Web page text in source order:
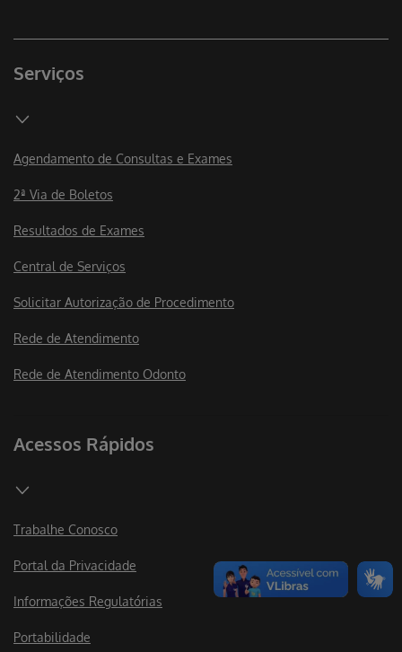
Serviços
Agendamento de Consultas e Exames
2ª Via de Boletos
Resultados de Exames
Central de Serviços
Solicitar Autorização de Procedimento
Rede de Atendimento
Rede de Atendimento Odonto
Acessos Rápidos
Trabalhe Conosco
Portal da Privacidade
Informações Regulatórias
Portabilidade